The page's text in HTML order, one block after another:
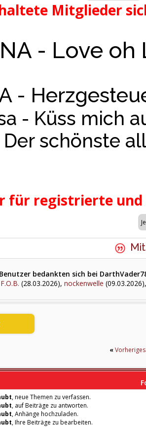
Mitglieder
- Love
-
- Küss mich
Der schönste
für registrierte
bedankten sich bei
F.O.B. (28.03.2026), nockenwelle
«
, neue Themen zu verfassen.
, auf Beiträge zu antworten.
, Anhänge hochzuladen.
, Ihre Beiträge zu bearbeiten.